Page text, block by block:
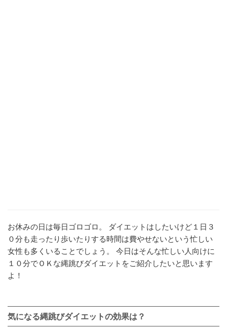
お休みの日は毎日ゴロゴロ。 ダイエットはしたいけど１日３
０分も走ったり歩いたりする時間は費やせないという忙しい
女性も多くいることでしょう。 今日はそんな忙しい人向けに
１０分でＯＫな縄跳びダイエットをご紹介したいと思います
よ！
気になる縄跳びダイエットの効果は？